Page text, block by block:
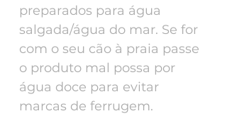
preparados para água
salgada/água do mar. Se for
com o seu cão à praia passe
o produto mal possa por
água doce para evitar
marcas de ferrugem.